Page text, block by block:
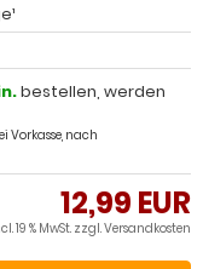
bestellen, werden
Vorkasse, nach
12,99 EUR
19 % MwSt. zzgl.Versandkosten